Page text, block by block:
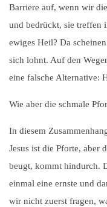
Barriere auf, wenn wir
und bedrückt, sie treffen
ewiges Heil? Da
sich lohnt. Auf den
eine falsche Alternative:
Wie aber die schmale
In diesem
Jesus ist die Pforte, aber
beugt, kommt hindurch.
einmal eine ernste und
wir nicht zuerst fragen,